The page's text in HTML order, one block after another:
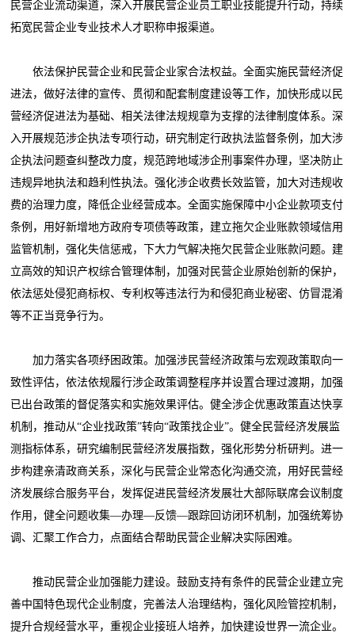
民营企业流动渠道，深入开展民营企业员工职业技能提升行动，持续
拓宽民营企业专业技术人才职称申报渠道。
依法保护民营企业和民营企业家合法权益。全面实施民营经济促
进法，做好法律的宣传、贯彻和配套制度建设等工作，加快形成以民
营经济促进法为基础、相关法律法规规章为支撑的法律制度体系。深
入开展规范涉企执法专项行动，研究制定行政执法监督条例，加大涉
企执法问题查纠整改力度，规范跨地域涉企刑事案件办理，坚决防止
违规异地执法和趋利性执法。强化涉企收费长效监管，加大对违规收
费的治理力度，降低企业经营成本。全面实施保障中小企业款项支付
条例，用好新增地方政府专项债等政策，建立拖欠企业账款领域信用
监管机制，强化失信惩戒，下大力气解决拖欠民营企业账款问题。建
立高效的知识产权综合管理体制，加强对民营企业原始创新的保护，
依法惩处侵犯商标权、专利权等违法行为和侵犯商业秘密、仿冒混淆
等不正当竞争行为。
加力落实各项纾困政策。加强涉民营经济政策与宏观政策取向一
致性评估，依法依规履行涉企政策调整程序并设置合理过渡期，加强
已出台政策的督促落实和实施效果评估。健全涉企优惠政策直达快享
机制，推动从“企业找政策”转向“政策找企业”。健全民营经济发展监
测指标体系，研究编制民营经济发展指数，强化形势分析研判。进一
步构建亲清政商关系，深化与民营企业常态化沟通交流，用好民营经
济发展综合服务平台，发挥促进民营经济发展壮大部际联席会议制度
作用，健全问题收集—办理—反馈—跟踪回访闭环机制，加强统筹协
调、汇聚工作合力，点面结合帮助民营企业解决实际困难。
推动民营企业加强能力建设。鼓励支持有条件的民营企业建立完
善中国特色现代企业制度，完善法人治理结构，强化风险管控机制，
提升合规经营水平，重视企业接班人培养，加快建设世界一流企业。